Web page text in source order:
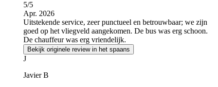
5/5
Apr. 2026
Uitstekende service, zeer punctueel en betrouwbaar; we zijn
goed op het vliegveld aangekomen. De bus was erg schoon.
De chauffeur was erg vriendelijk.
Bekijk originele review in het spaans
J
Javier B